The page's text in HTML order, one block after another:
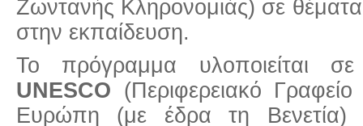
Ζωντανής Κληρονομιάς) σε
στην εκπαίδευση.
Το πρόγραμμα υλοποιείται
UNESCΟ (Περιφερειακό
Ευρώπη (με έδρα τη